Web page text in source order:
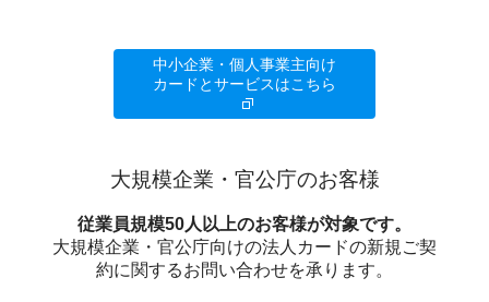
中小企業・個人事業主向け
カードとサービスはこちら
大規模企業・官公庁のお客様
従業員規模50人以上のお客様が対象です。
大規模企業・官公庁向けの法人カードの新規ご契
約に関するお問い合わせを承ります。